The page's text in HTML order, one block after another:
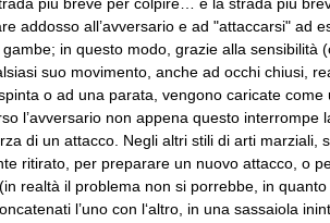
addosso all’avversario e ad "attaccarsi" ad
in questo modo, grazie alla sensibilità
suo movimento, anche ad occhi chiusi,
o ad una parata, vengono caricate come
l’avversario non appena questo interrompe
di un attacco. Negli altri stili di arti marziali,
ritirato, per preparare un nuovo attacco, o
realtà il problema non si porrebbe, in
l’uno con l‘altro, in una sassaiola